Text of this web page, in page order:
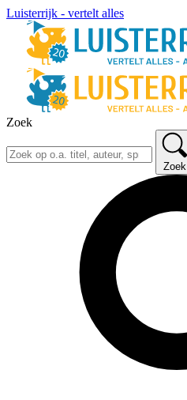
Luisterrijk - vertelt alles
Zoek
Zoek